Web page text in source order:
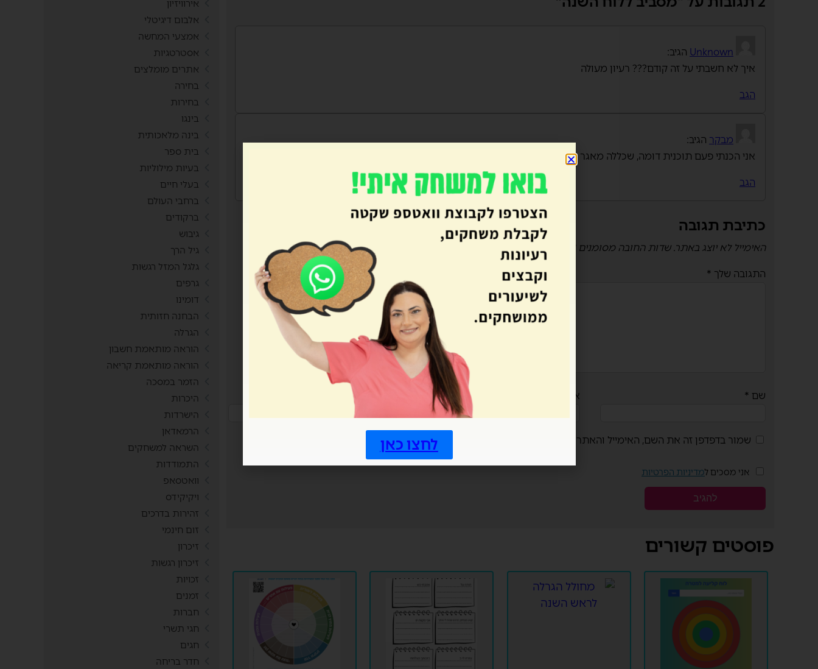
Unknown הגיב:
איך לא חשבתי על זה קודם??? רעיון מעולה
הגב
מבקר הגיב:
אני הכנתי פעם תוכנית דומה, שכללה מאגר איקונים שהילדים הצמידו בתחילת חודש או בארועים שנוצרו במהלך החודש.
הגב
כתיבת תגובה
האימייל לא יוצג באתר. שדות החובה מסומנים
התגובה שלך *
שם * אימייל
שמור בדפדפן זה את השם, האימייל והאתר שלי לפעם הבאה שאגיב.
אני מסכים למדיניות הפרטיות
פוסטים קשורים
אירוויזיון
אלבום דיגיטלי
אמצעי המחשה
אסטרטגיות
אתרים מומלצים
בחירה
בחירות
בינגו
בינה מלאכותית
בית ספר
בעיות מילוליות
בעלי חיים
ברחבי העולם
ברקודים
גיבוש
גיל הרך
גלגל המזל רגשות
גרפים
דומינו
הבחנה חזותית
הגרלה
הוראה מותאמת חשבון
הוראה מותאמת קריאה
הזמר במסכה
היכרות
הישרדות
הרמאדאן
השראה למשחקים
התמודדות
וואטסאפ
ויקיקידס
זהירות בדרכים
זום חינמי
זיכרון
זיכרון רגשות
זכויות
זמנים
חברות
חגי תשרי
חגים
חדר בריחה
לחצו כאן